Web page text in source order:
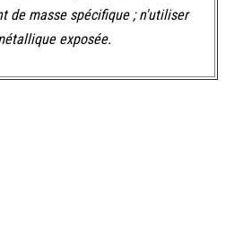
de masse spécifique ; n'utiliser
exposée.